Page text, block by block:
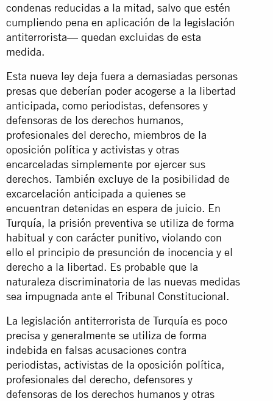
condenas reducidas a la mitad, salvo que estén
cumpliendo pena en aplicación de la legislación
antiterrorista— quedan excluidas de esta
medida.
Esta nueva ley deja fuera a demasiadas personas
presas que deberían poder acogerse a la libertad
anticipada, como periodistas, defensores y
defensoras de los derechos humanos,
profesionales del derecho, miembros de la
oposición política y activistas y otras
encarceladas simplemente por ejercer sus
derechos. También excluye de la posibilidad de
excarcelación anticipada a quienes se
encuentran detenidas en espera de juicio. En
Turquía, la prisión preventiva se utiliza de forma
habitual y con carácter punitivo, violando con
ello el principio de presunción de inocencia y el
derecho a la libertad. Es probable que la
naturaleza discriminatoria de las nuevas medidas
sea impugnada ante el Tribunal Constitucional.
La legislación antiterrorista de Turquía es poco
precisa y generalmente se utiliza de forma
indebida en falsas acusaciones contra
periodistas, activistas de la oposición política,
profesionales del derecho, defensores y
defensoras de los derechos humanos y otras